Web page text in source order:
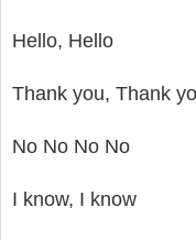
Hello, Hello
Thank you, Thank
No No No No
I know, I know